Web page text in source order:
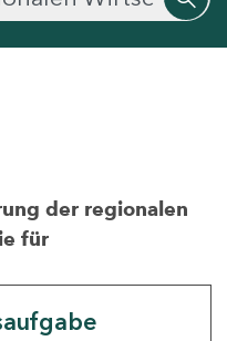
der regionalen
für